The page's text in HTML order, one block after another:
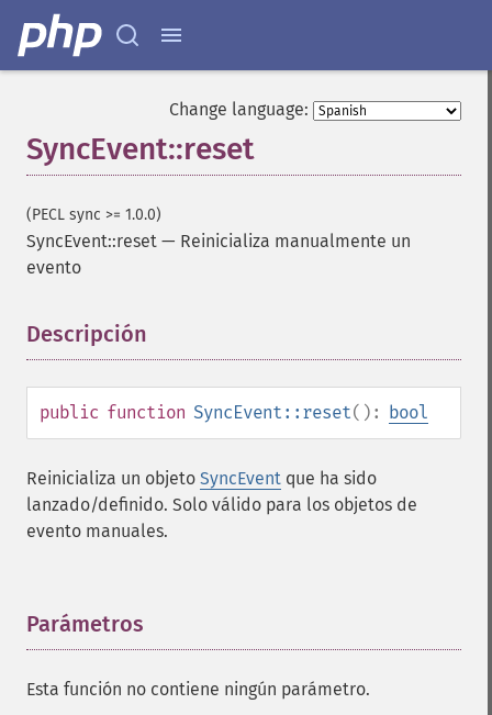
Change language:
SyncEvent::reset
(PECL sync >= 1.0.0)
SyncEvent::reset — Reinicializa manualmente un
evento
Descripción
public function SyncEvent::reset(): bool
Reinicializa un objeto SyncEvent que ha sido
lanzado/definido. Solo válido para los objetos de
evento manuales.
Parámetros
Esta función no contiene ningún parámetro.